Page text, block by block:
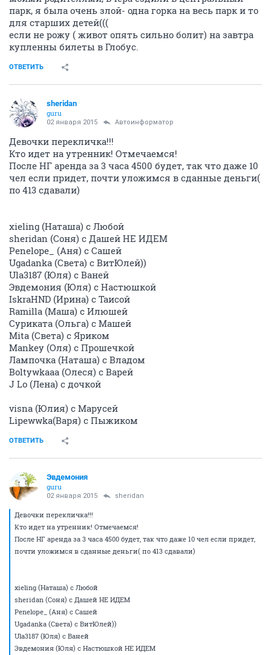
парк, я была очень злой- одна горка на весь парк и то
для старших детей(((
если не рожу ( живот опять сильно болит) на завтра
купленны билеты в Глобус.
ОТВЕТИТЬ
sheridan
guru
02 января 2015 Автоинформатор
Девочки перекличка!!!
Кто идет на утренник! Отмечаемся!
После НГ аренда за 3 часа 4500 будет, так что даже 10
чел если придет, почти уложимся в сданные деньги(
по 413 сдавали)
xieling (Наташа) с Любой
sheridan (Соня) с Дашей НЕ ИДЕМ
Penelope_ (Аня) с Сашей
Ugadanka (Света) с ВитЮлей))
Ula3187 (Юля) с Ваней
Эвдемония (Юля) с Настюшкой
IskraHND (Ирина) с Таисой
Ramilla (Маша) с Илюшей
Суриката (Ольга) с Машей
Mita (Света) с Яриком
Mankey (Оля) с Прошечкой
Лампочка (Наташа) с Владом
Boltywkaaa (Олеся) с Варей
J Lo (Лена) с дочкой
visna (Юлия) с Марусей
Lipewwka(Варя) с Пыжиком
ОТВЕТИТЬ
Эвдемония
guru
02 января 2015 sheridan
Девочки перекличка!!!
Кто идет на утренник! Отмечаемся!
После НГ аренда за 3 часа 4500 будет, так что даже 10 чел если придет,
почти уложимся в сданные деньги( по 413 сдавали)
xieling (Наташа) с Любой
sheridan (Соня) с Дашей НЕ ИДЕМ
Penelope_ (Аня) с Сашей
Ugadanka (Света) с ВитЮлей))
Ula3187 (Юля) с Ваней
Эвдемония (Юля) с Настюшкой НЕ ИДЕМ